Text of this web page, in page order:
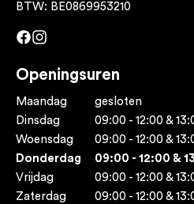
BTW: BE0869953210
Facebook
Openingsuren
Maandag
gesloten
Dinsdag
09:00 - 12:00 &
Woensdag
09:00 - 12:00 &
Donderdag
09:00 - 12:00 &
Vrijdag
09:00 - 12:00 &
Zaterdag
09:00 - 12:00 &